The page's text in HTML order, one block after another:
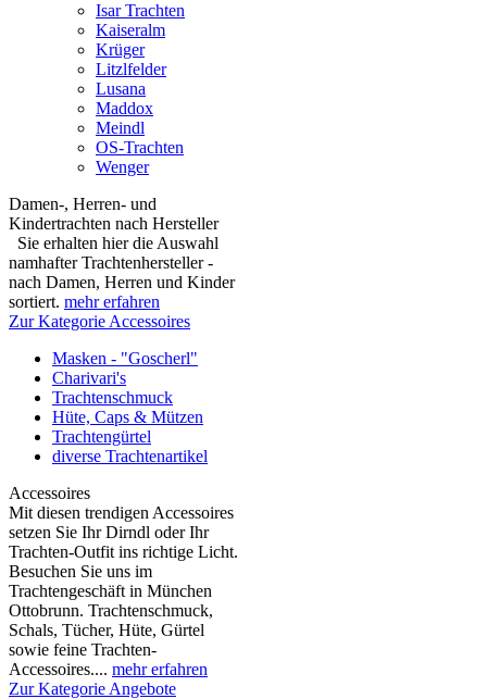
Isar Trachten
Kaiseralm
Krüger
Litzlfelder
Lusana
Maddox
Meindl
OS-Trachten
Wenger
Damen-, Herren- und
Kindertrachten nach Hersteller
Sie erhalten hier die Auswahl
namhafter Trachtenhersteller -
nach Damen, Herren und Kinder
sortiert. mehr erfahren
Zur Kategorie Accessoires
Masken - "Goscherl"
Charivari's
Trachtenschmuck
Hüte, Caps & Mützen
Trachtengürtel
diverse Trachtenartikel
Accessoires
Mit diesen trendigen Accessoires
setzen Sie Ihr Dirndl oder Ihr
Trachten-Outfit ins richtige Licht.
Besuchen Sie uns im
Trachtengeschäft in München
Ottobrunn. Trachtenschmuck,
Schals, Tücher, Hüte, Gürtel
sowie feine Trachten-
Accessoires.... mehr erfahren
Zur Kategorie Angebote